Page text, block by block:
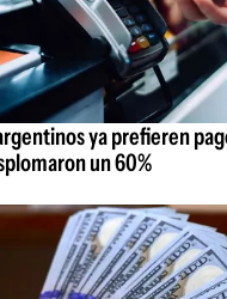
ya prefieren
un 60%